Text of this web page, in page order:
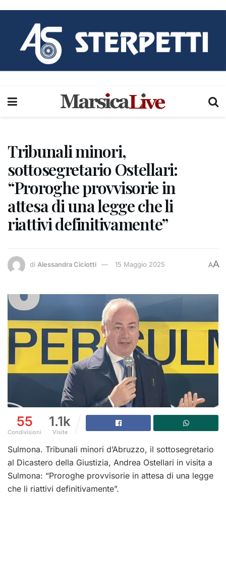
Tribunali minori,
sottosegretario Ostellari:
“Proroghe provvisorie in
attesa di una legge che li
riattivi definitivamente”
di Alessandra Ciciotti 15 Maggio 2025 AA
55
Condivisioni
1.1k
Visite
Sulmona. Tribunali minori d’Abruzzo, il sottosegretario
al Dicastero della Giustizia, Andrea Ostellari in visita a
Sulmona: “Proroghe provvisorie in attesa di una legge
che li riattivi definitivamente”.